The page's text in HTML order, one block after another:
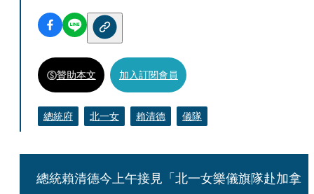
贊助本文 加入訂閱會員
總統府 北一女 賴清德 儀隊
總統賴清德今上午接見「北一女樂儀旗隊赴加拿